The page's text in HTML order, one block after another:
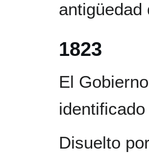
1823
El
Disuelto